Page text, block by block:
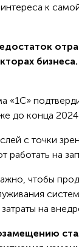
к
до конца 2024
с точки
работать на
чтобы
на